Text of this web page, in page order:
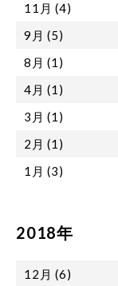
11月 (4)
9月 (5)
8月 (1)
4月 (1)
3月 (1)
2月 (1)
1月 (3)
2018年
12月 (6)